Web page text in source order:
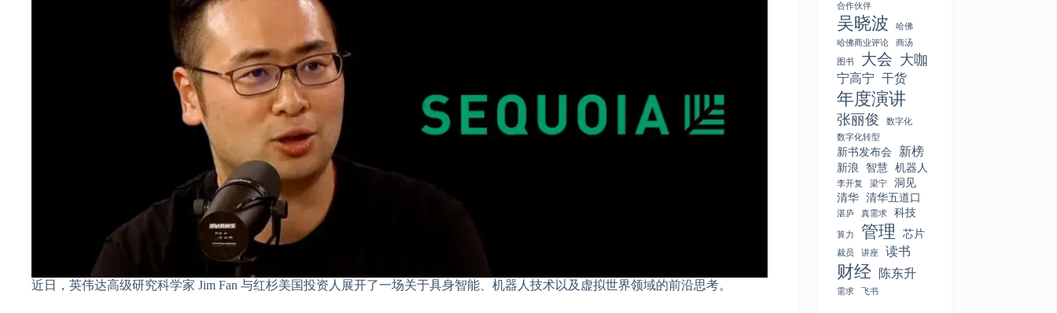
近日，英伟达高级研究科学家 Jim Fan 与红杉美国投资人展开了一场关于具身智能、机器人技术以及虚拟世界领域的前沿思考。
合作伙伴
吴晓波
哈佛
哈佛商业评论
商汤
图书 大会 大咖
宁高宁 干货
年度演讲
张丽俊
数字化
数字化转型
新书发布会 新榜
新浪 智慧 机器人
李开复 梁宁
洞见
清华
清华五道口
湛庐 真需求 科技
算力 管理 芯片
裁员 讲座 读书
财经 陈东升
需求 飞书